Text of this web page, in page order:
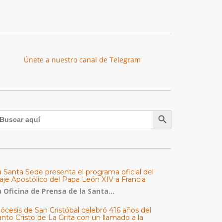
Únete a nuestro canal de Telegram
Botón de búsqueda
Santa Sede presenta el programa oficial del
Apostólico del Papa León XIV a Francia
Oficina de Prensa de la Santa...
de San Cristóbal celebró 416 años del
Cristo de La Grita con un llamado a la